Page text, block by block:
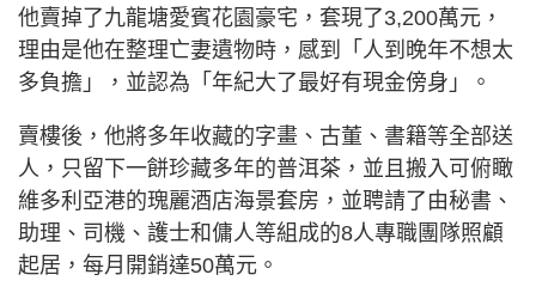
他賣掉了九龍塘愛賓花園豪宅，套現了3,200萬元，
理由是他在整理亡妻遺物時，感到「人到晚年不想太
多負擔」，並認為「年紀大了最好有現金傍身」。
賣樓後，他將多年收藏的字畫、古董、書籍等全部送
人，只留下一餅珍藏多年的普洱茶，並且搬入可俯瞰
維多利亞港的瑰麗酒店海景套房，並聘請了由秘書、
助理、司機、護士和傭人等組成的8人專職團隊照顧
起居，每月開銷達50萬元。